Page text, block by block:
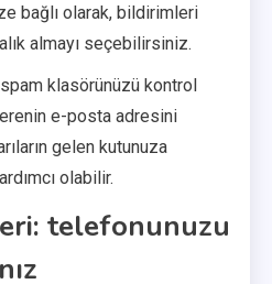
bağlı olarak, bildirimleri
almayı seçebilirsiniz.
klasörünüzü kontrol
e-posta adresini
gelen kutunuza
olabilir.
telefonunuzu